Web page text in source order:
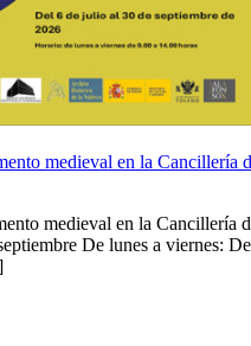
medieval en la Cancillería
medieval en la Cancillería
De lunes a viernes: De